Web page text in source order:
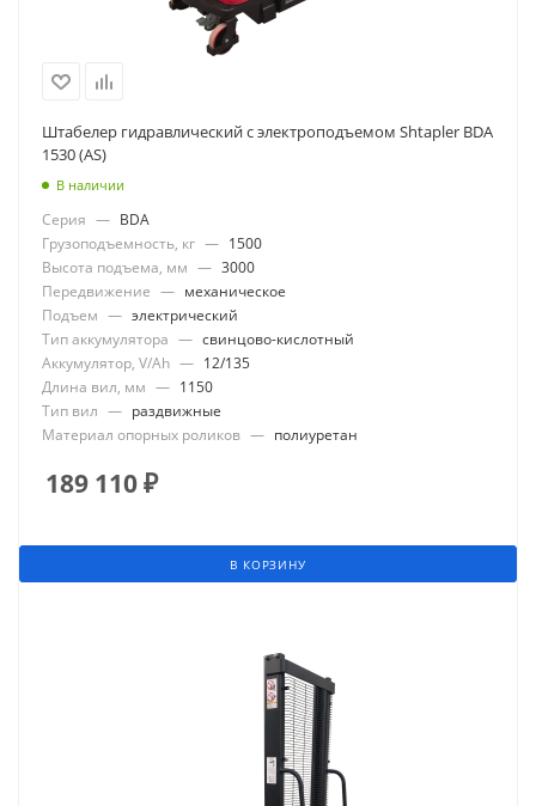
Штабелер гидравлический с электроподъемом Shtapler BDA
1530 (AS)
В наличии
Серия — BDA
Грузоподъемность, кг — 1500
Высота подъема, мм — 3000
Передвижение — механическое
Подъем — электрический
Тип аккумулятора — свинцово-кислотный
Аккумулятор, V/Ah — 12/135
Длина вил, мм — 1150
Тип вил — раздвижные
Материал опорных роликов — полиуретан
189 110₽
В КОРЗИНУ